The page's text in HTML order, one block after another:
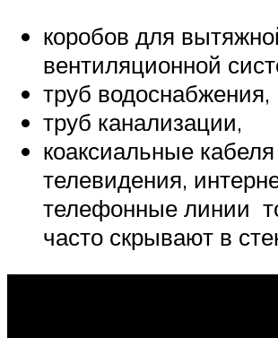
коробов для
вентиляционной
труб водоснабжения,
труб канализации,
коаксиальные
телевидения,
телефонные линии
часто скрывают в